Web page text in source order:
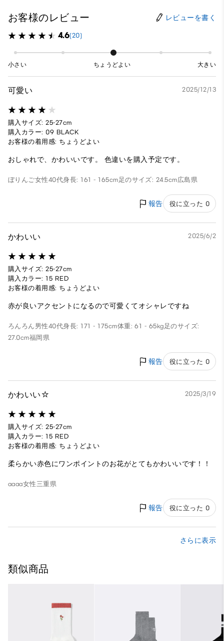
お客様のレビュー レビューを書く
4.6(20)
小さい ちょうどよい 大きい
可愛い 2025/12/13
購入サイズ: 25-27cm
購入カラー: 09 BLACK
お客様の着用感: ちょうどよい
おしゃれで、かわいいです。 色違いを購入予定です。
ぼりんご女性40代身長: 161 - 165cm足のサイズ: 24.5cm広島県
報告 役に立った 0
かわいい 2025/6/2
購入サイズ: 25-27cm
購入カラー: 15 RED
お客様の着用感: ちょうどよい
赤が良いアクセントになるので可愛くてオシャレですね
ろんろん 男性40代身長: 171 - 175cm体重: 61 - 65kg足のサイズ:
27.0cm福岡県
報告 役に立った 0
かわいい☆ 2025/3/19
購入サイズ: 25-27cm
購入カラー: 15 RED
お客様の着用感: ちょうどよい
柔らかい赤色にワンポイントのお花がとてもかわいいです！！
aaaa女性三重県
報告 役に立った 0
さらに表示
類似商品